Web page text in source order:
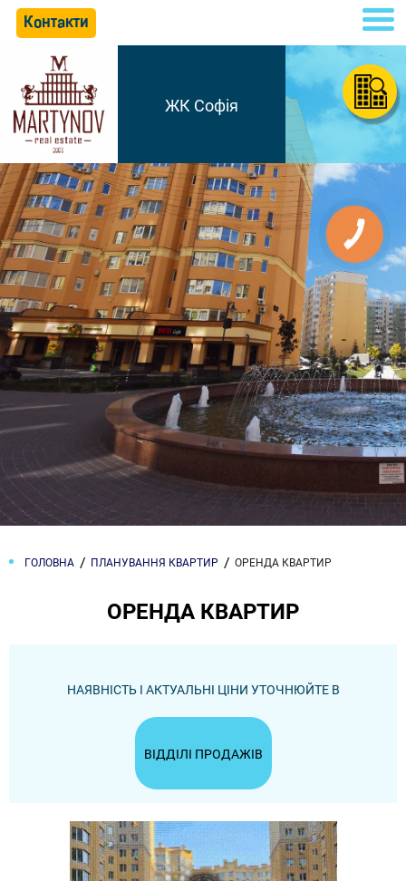
Контакти
ЖК Софія
ГОЛОВНА ПЛАНУВАННЯ КВАРТИР ОРЕНДА КВАРТИР
ОРЕНДА КВАРТИР
НАЯВНІСТЬ І АКТУАЛЬНІ ЦІНИ УТОЧНЮЙТЕ В
ВІДДІЛІ ПРОДАЖІВ
КНОПКА
СВЯЗИ